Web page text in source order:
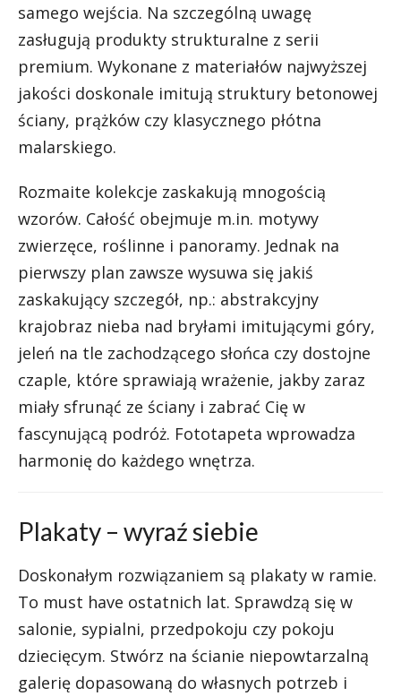
samego wejścia. Na szczególną uwagę
zasługują produkty strukturalne z serii
premium. Wykonane z materiałów najwyższej
jakości doskonale imitują struktury betonowej
ściany, prążków czy klasycznego płótna
malarskiego.
Rozmaite kolekcje zaskakują mnogością
wzorów. Całość obejmuje m.in. motywy
zwierzęce, roślinne i panoramy. Jednak na
pierwszy plan zawsze wysuwa się jakiś
zaskakujący szczegół, np.: abstrakcyjny
krajobraz nieba nad bryłami imitującymi góry,
jeleń na tle zachodzącego słońca czy dostojne
czaple, które sprawiają wrażenie, jakby zaraz
miały sfrunąć ze ściany i zabrać Cię w
fascynującą podróż. Fototapeta wprowadza
harmonię do każdego wnętrza.
Plakaty – wyraź siebie
Doskonałym rozwiązaniem są plakaty w ramie.
To must have ostatnich lat. Sprawdzą się w
salonie, sypialni, przedpokoju czy pokoju
dziecięcym. Stwórz na ścianie niepowtarzalną
galerię dopasowaną do własnych potrzeb i